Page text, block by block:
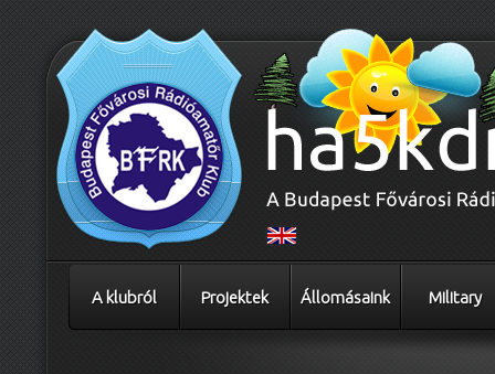
A klubról Projektek Állomásaink Military